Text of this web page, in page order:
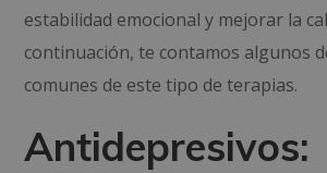
estabilidad emocional y mejorar la
continuación, te contamos algunos
comunes de este tipo de terapias.
Antidepresivos: